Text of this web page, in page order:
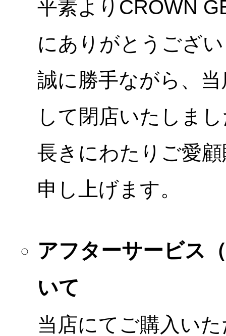
平素よりCROWN
にありがとうござ
誠に勝手ながら、
して閉店いたしま
長きにわたりご愛
申し上げます。
アフターサービス
いて
当店にてご購入い